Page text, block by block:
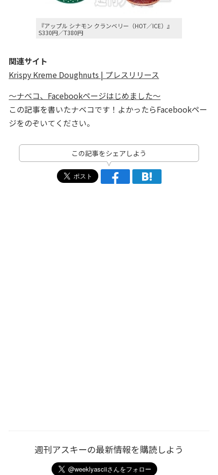
『アップル シナモン クランベリー（HOT／ICE）』
S330円／T380円
関連サイト
Krispy Kreme Doughnuts | プレスリリース
～ナベコ、Facebookページはじめました～
この記事を書いたナベコです！よかったらFacebookペー
ジをのぞいてください。
この記事をシェアしよう
週刊アスキーの最新情報を購読しよう